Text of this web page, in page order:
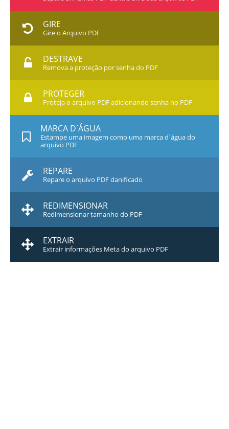
GIRE
Gire o Arquivo PDF
DESTRAVE
Remova a proteção por senha do PDF
PROTEGER
Proteja o arquivo PDF adicionando senha no PDF
MARCA D`ÁGUA
Estampe uma imagem como uma marca d`água do
arquivo PDF
REPARE
Repare o arquivo PDF danificado
REDIMENSIONAR
Redimensionar tamanho do PDF
EXTRAIR
Extrair informações Meta do arquivo PDF